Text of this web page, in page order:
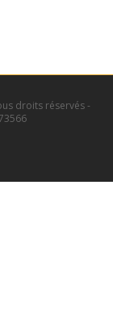
droits réservés -